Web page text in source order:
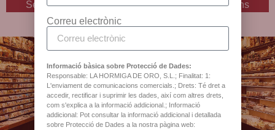
Selecciona opcions Selecciona opcions
Botiga oficial de la
Catedral de Barcelona
Correu electrònic
Informació bàsica sobre Protecció de Dades:
Responsable: LA HORMIGA DE ORO, S.L.; Finalitat: 1:
L'enviament de comunicacions comercials.; Drets: Té dret a
accedir, rectificar i suprimir les dades, així com altres drets,
com s'explica a la informació addicional.; Informació
addicional: Pot consultar la informació addicional i detallada
sobre Protecció de Dades a la nostra pàgina web: